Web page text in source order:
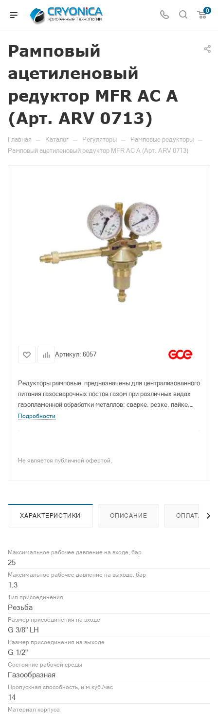
0
Рамповый
ацетиленовый
редуктор MFR AC A
(Арт. ARV 0713)
Главная — Каталог — Регуляторы — Рамповые редукторы —
Рамповый ацетиленовый редуктор MFR AC A (Арт. ARV 0713)
Артикул: 6057
Редукторы рамповые предназначены для централизованного
питания газосварочных постов газом при различных видах
газопламенной обработки металлов: сварке, резке, пайке,
газотермическом напылении покрытий.
Подробности
Не является публичной офертой.
ХАРАКТЕРИСТИКИ ОПИСАНИЕ ОПЛАТА
Максимальное рабочее давление на входе, бар
25
Максимальное рабочее давление на выходе, бар
1.3
Тип присоединения
Резьба
Размер присоединения на входе
G 3/8" LH
Размер присоединения на выходе
G 1/2"
Состояние рабочей среды
Газообразная
Пропускная способность, н.м.куб./час
14
Материал корпуса